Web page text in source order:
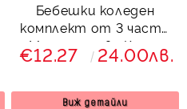
Бебешки коледен
комплект от 3 части
с Моята първа Коледа
675004653
€12.27 24.00лв.
Виж детайли